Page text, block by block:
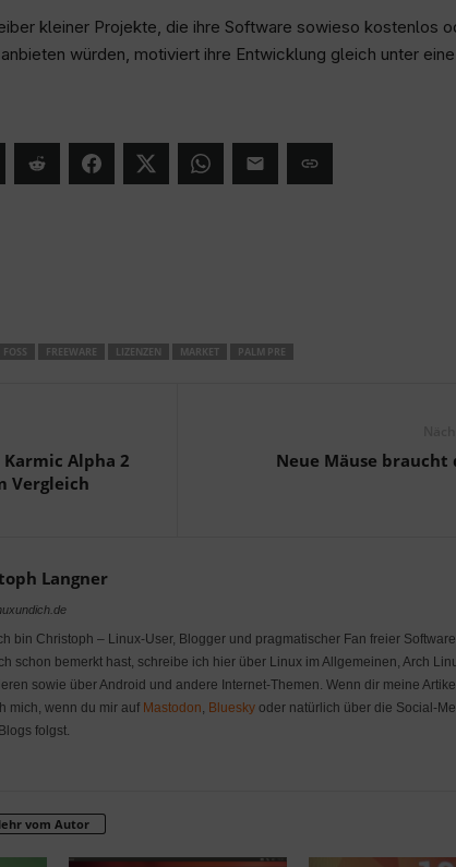
kleiner Projekte, die ihre Software sowieso kostenlos
würden, motiviert ihre Entwicklung gleich unter
FOSS FREEWARE LIZENZEN MARKET PALM PRE
Alpha 2
Vergleich
Neue Mäuse braucht
Langner
bin Christoph – Linux-User, Blogger und pragmatischer Fan freier
schon bemerkt hast, schreibe ich hier über Linux im Allgemeinen, Arch
sowie über Android und andere Internet-Themen. Wenn dir meine
mich, wenn du mir auf Mastodon, Blueskyoder natürlich über die Social-
folgst.
vom Autor